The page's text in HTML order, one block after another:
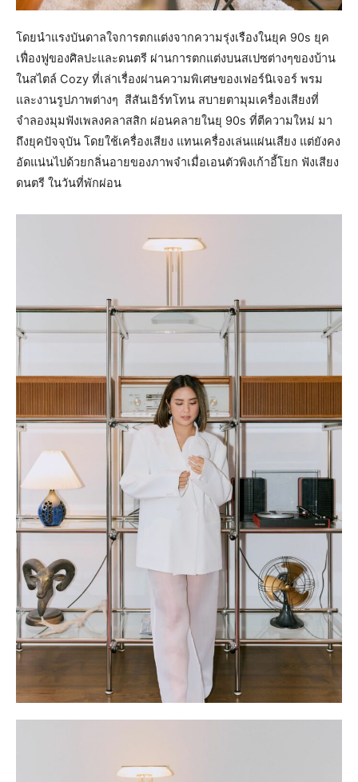
โดยนำแรงบันดาลใจการตกแต่งจากความรุ่งเรืองในยุค 90s ยุค
เฟื่องฟูของศิลปะและดนตรี ผ่านการตกแต่งบนสเปซต่างๆของบ้าน
ในสไตล์ Cozy ที่เล่าเรื่องผ่านความพิเศษของเฟอร์นิเจอร์ พรม
และงานรูปภาพต่างๆ สีสันเอิร์ทโทน สบายตามุมเครื่องเสียงที่
จำลองมุมฟังเพลงคลาสสิก ผ่อนคลายในยุ 90s ที่ตีความใหม่ มา
ถึงยุคปัจจุบัน โดยใช้เครื่องเสียง แทนเครื่องเล่นแผ่นเสียง แต่ยังคง
อัดแน่นไปด้วยกลิ่นอายของภาพจำเมื่อเอนตัวพิงเก้าอี้โยก ฟังเสียง
ดนตรี ในวันที่พักผ่อน